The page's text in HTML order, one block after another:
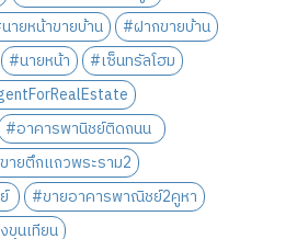
ายหน้าขายบ้าน
#ฝากขายบ้าน
#นายหน้า
#เซ็นทรัลโฮม
#อาคารพานิชย์ติดถนน
ายตึกแถวพระราม2
#ขายอาคารพาณิชย์2คูหา
ขุนเทียน